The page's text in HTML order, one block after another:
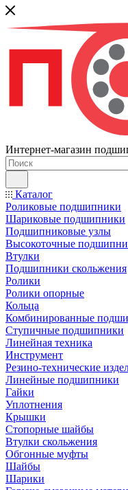
Интернет-магазин
Каталог
Роликовые подшипники
Шариковые подшипники
Подшипниковые узлы
Высокоточные
Втулки
Подшипники скольжения
Ролики
Ролики опорные
Кольца
Комбинированные
Ступичные подшипники
Линейная техника
Инструмент
Резино-технические
Линейные подшипники
Гайки
Уплотнения
Крышки
Стопорные шайбы
Втулки скольжения
Обгонные муфты
Шайбы
Шарики